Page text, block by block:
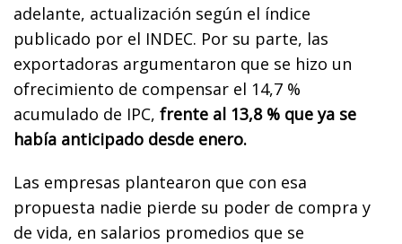
adelante, actualización según el índice
publicado por el INDEC. Por su parte, las
exportadoras argumentaron que se hizo un
ofrecimiento de compensar el 14,7 %
acumulado de IPC, frente al 13,8 % que ya se
había anticipado desde enero.
Las empresas plantearon que con esa
propuesta nadie pierde su poder de compra y
de vida, en salarios promedios que se